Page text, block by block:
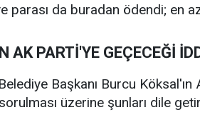
parası da buradan ödendi; en
AK PARTİ'YE GEÇECEĞİ
Başkanı Burcu
üzerine şunları dile